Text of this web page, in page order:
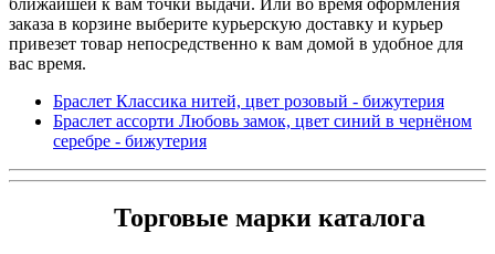
заказа в корзине выберите курьерскую доставку и курьер
привезет товар непосредственно к вам домой в удобное для
вас время.
Браслет Классика нитей, цвет розовый - бижутерия
Браслет ассорти Любовь замок, цвет синий в чернёном
серебре - бижутерия
Торговые марки каталога